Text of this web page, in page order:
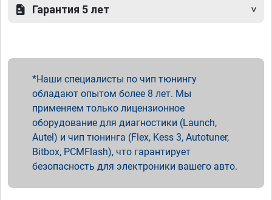
Гарантия 5 лет
Наши специалисты по чип тюнингу
обладают опытом более 8 лет. Мы
применяем только лицензионное
оборудование для диагностики (Launch,
Autel) и чип тюнинга (Flex, Kess 3, Autotuner,
Bitbox, PCMFlash), что гарантирует
безопасность для электроники вашего авто.